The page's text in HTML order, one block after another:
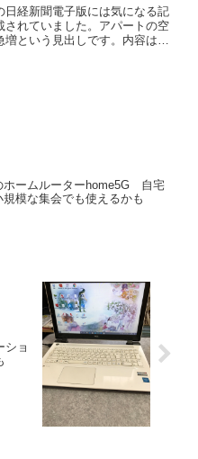
日経新聞電子版には気になる記
されていました。アパートの空
増という見出しです。内容は消
ホームルーターhome5G 自宅
規模な集会でも使えるかも
ショ